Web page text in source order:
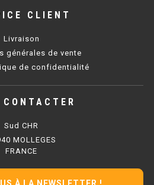
700 ÉLECTRIQUE
CLIENT
Livraison
générales de vente
de confidentialité
CONTACTER
Sud CHR
MOLLEGES
FRANCE